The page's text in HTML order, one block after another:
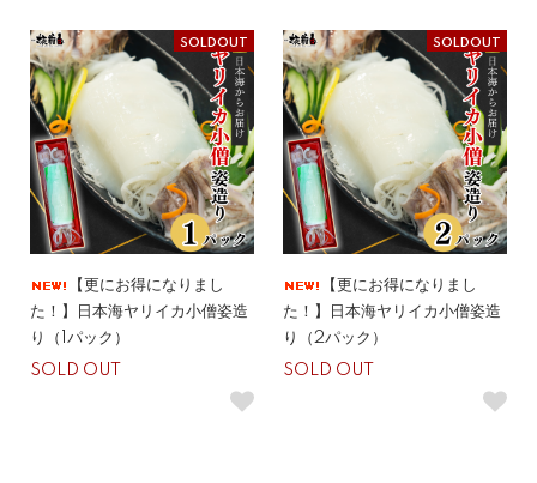
SOLDOUT
【更にお得になりまし
た！】日本海ヤリイカ小僧姿造
り（1パック）
SOLD OUT
SOLDOUT
【更にお得になりまし
た！】日本海ヤリイカ小僧姿造
り（2パック）
SOLD OUT